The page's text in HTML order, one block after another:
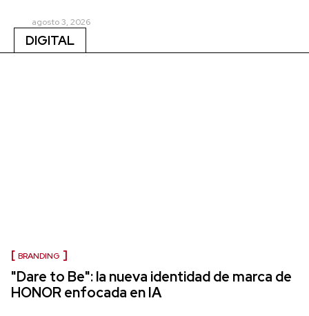
agosto 3, 2026
DIGITAL
BRANDING
"Dare to Be": la nueva identidad de marca de
HONOR enfocada en IA